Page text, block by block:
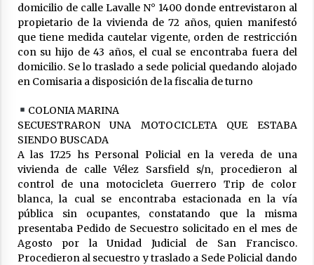
domicilio de calle Lavalle N° 1400 donde entrevistaron al
propietario de la vivienda de 72 años, quien manifestó
que tiene medida cautelar vigente, orden de restricción
con su hijo de 43 años, el cual se encontraba fuera del
domicilio. Se lo traslado a sede policial quedando alojado
en Comisaria a disposición de la fiscalia de turno
COLONIA MARINA
SECUESTRARON UNA MOTOCICLETA QUE ESTABA
SIENDO BUSCADA
A las 17.25 hs Personal Policial en la vereda de una
vivienda de calle Vélez Sarsfield s/n, procedieron al
control de una motocicleta Guerrero Trip de color
blanca, la cual se encontraba estacionada en la vía
pública sin ocupantes, constatando que la misma
presentaba Pedido de Secuestro solicitado en el mes de
Agosto por la Unidad Judicial de San Francisco.
Procedieron al secuestro y traslado a Sede Policial dando